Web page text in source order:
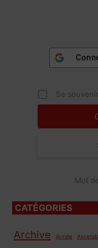
Se
Mot
CATÉGORIES
Archive Armée